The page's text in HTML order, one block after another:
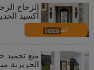
الزجاج
أكسيد
اتصل بنا
منع تجميد
الحريرية